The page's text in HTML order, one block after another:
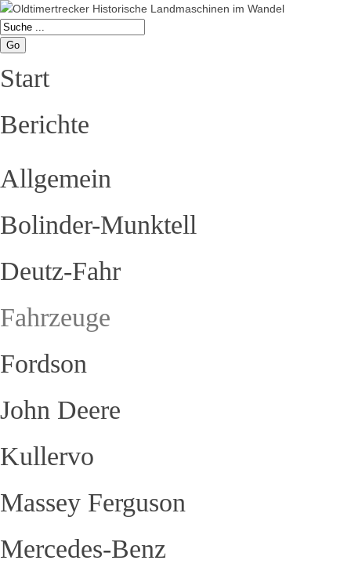
Go
Start
Berichte
Allgemein
Bolinder-Munktell
Deutz-Fahr
Fahrzeuge
Fordson
John Deere
Kullervo
Massey Ferguson
Mercedes-Benz